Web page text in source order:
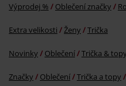
Výprodej % Oblečení značky
Extra velikosti Ženy Trička
Novinky Oblečení Trička & topy
Značky Oblečení Trička a topy